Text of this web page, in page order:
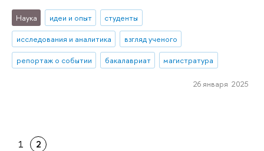
Наука идеи и опыт
студенты
исследования и аналитика
взгляд ученого
репортаж о событии
бакалавриат магистратура
26 января 2025
1 2